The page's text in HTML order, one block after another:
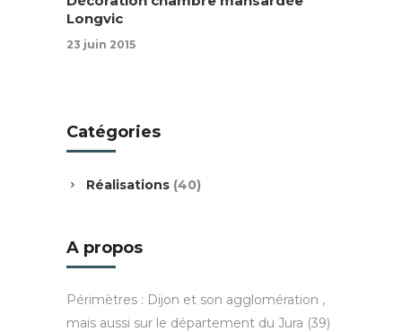
Longvic
23 juin 2015
Catégories
Réalisations (40)
A propos
Périmètres : Dijon et son agglomération ,
mais aussi sur le département du Jura (39)